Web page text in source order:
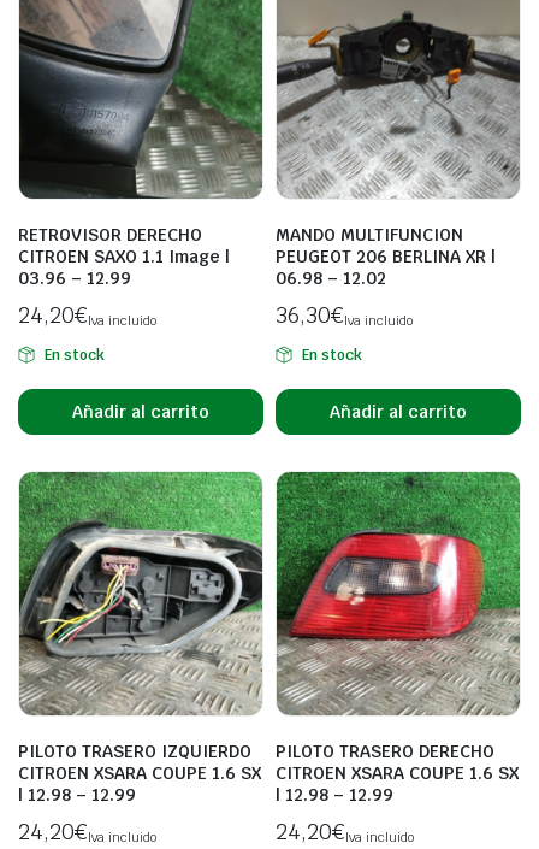
RETROVISOR DERECHO
CITROEN SAXO 1.1 Image |
03.96 – 12.99
24,20€Iva incluido
En stock
Añadir al carrito
MANDO MULTIFUNCION
PEUGEOT 206 BERLINA XR |
06.98 – 12.02
36,30€Iva incluido
En stock
Añadir al carrito
PILOTO TRASERO IZQUIERDO
CITROEN XSARA COUPE 1.6 SX
| 12.98 – 12.99
24,20€Iva incluido
PILOTO TRASERO DERECHO
CITROEN XSARA COUPE 1.6 SX
| 12.98 – 12.99
24,20€Iva incluido